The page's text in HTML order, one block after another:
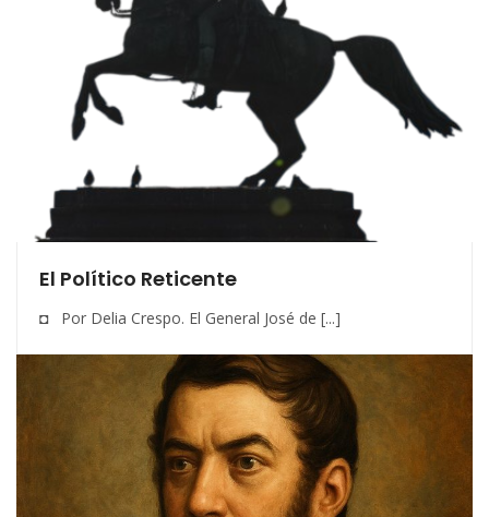
El Político Reticente
◘ Por Delia Crespo. El General José de [...]